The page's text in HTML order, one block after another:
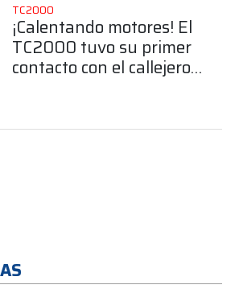
TC2000
¡Calentando motores! El
TC2000 tuvo su primer
contacto con el callejero